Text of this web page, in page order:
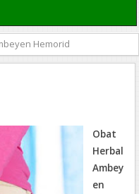
Hemorid
Obat
Herbal
Ambey
en